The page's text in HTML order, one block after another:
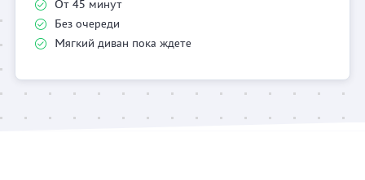
От 45 минут
Без очереди
Мягкий диван пока ждете